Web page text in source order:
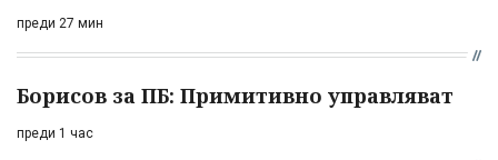
преди 27 мин
Борисов за ПБ: Примитивно управляват
преди 1 час